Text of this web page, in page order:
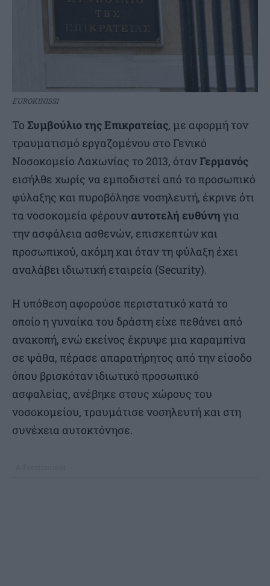
EUROKINISSI
Το Συμβούλιο της Επικρατείας, με αφορμή τον
τραυματισμό εργαζομένου στο Γενικό
Νοσοκομείο Λακωνίας το 2013, ότανΓερμανός
εισήλθε χωρίς να εμποδιστεί από το προσωπικό
φύλαξης και πυροβόλησε νοσηλευτή, έκρινε ότι
τα νοσοκομεία φέρουν αυτοτελή ευθύνη για
την ασφάλεια ασθενών, επισκεπτών και
προσωπικού, ακόμη και όταν τη φύλαξη έχει
αναλάβει ιδιωτική εταιρεία (Security).
Η υπόθεση αφορούσε περιστατικό κατά το
οποίο η γυναίκα του δράστη είχε πεθάνει από
ανακοπή, ενώ εκείνος έκρυψε μια καραμπίνα
σε ψάθα, πέρασε απαρατήρητος από την είσοδο
όπου βρισκόταν ιδιωτικό προσωπικό
ασφαλείας, ανέβηκε στους χώρους του
νοσοκομείου, τραυμάτισε νοσηλευτή και στη
συνέχεια αυτοκτόνησε.